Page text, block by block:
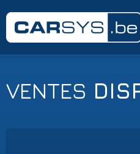
VENTES